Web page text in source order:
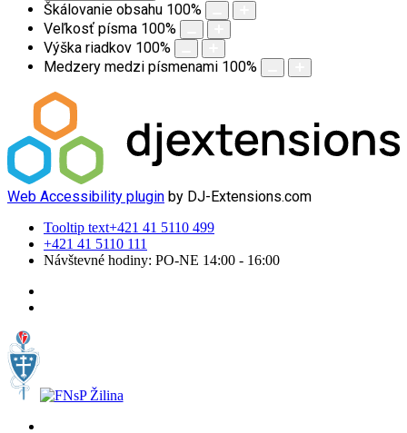
Škálovanie obsahu 100%
Veľkosť písma 100%
Výška riadkov 100%
Medzery medzi písmenami 100%
Web Accessibility plugin by DJ-Extensions.com
Tooltip text+421 41 5110 499
+421 41 5110 111
Návštevné hodiny: PO-NE 14:00 - 16:00